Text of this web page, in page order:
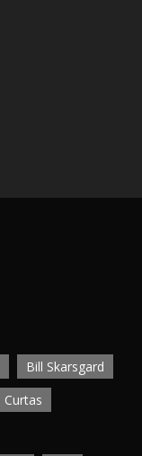
Bill Skarsgard
Curtas